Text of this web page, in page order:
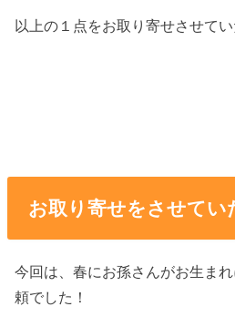
以上の１点をお取り寄せさせてい
お取り寄せをさせてい
今回は、春にお孫さんがお生ま
頼でした！